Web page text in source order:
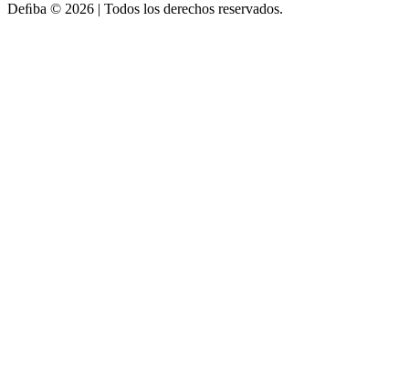
Deﬁba © 2026 | Todos los derechos reservados.